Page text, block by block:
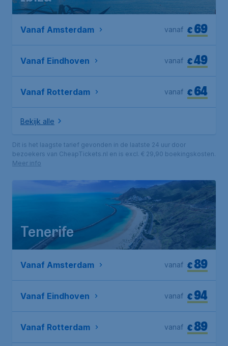
Vanaf Amsterdam €69
vanaf
Vanaf Eindhoven €49
vanaf
Vanaf Rotterdam €64
vanaf
Bekijk alle
Dit is het laagste tarief gevonden in de laatste 24 uur door
bezoekers van CheapTickets.nl en is excl. € 29,90 boekingskosten.
Meer info
Tenerife
Vanaf Amsterdam €89
vanaf
Vanaf Eindhoven €94
vanaf
Vanaf Rotterdam €89
vanaf